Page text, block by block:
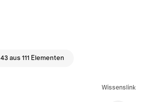
43 aus 111 Elementen
Wissenslink